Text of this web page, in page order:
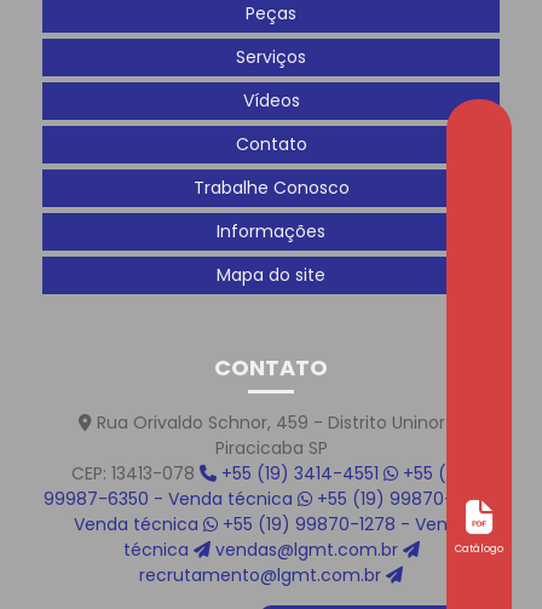
Peças
Serviços
Vídeos
Contato
Trabalhe Conosco
Informações
Mapa do site
CONTATO
Rua Orivaldo Schnor, 459 - Distrito Uninorte
Piracicaba SP
CEP: 13413-078
+55 (19) 3414-4551
+55 (19)
99987-6350 - Venda técnica
+55 (19) 99870-1219 -
Venda técnica
+55 (19) 99870-1278 - Venda
técnica
vendas@lgmt.com.br
recrutamento@lgmt.com.br
Catálogo